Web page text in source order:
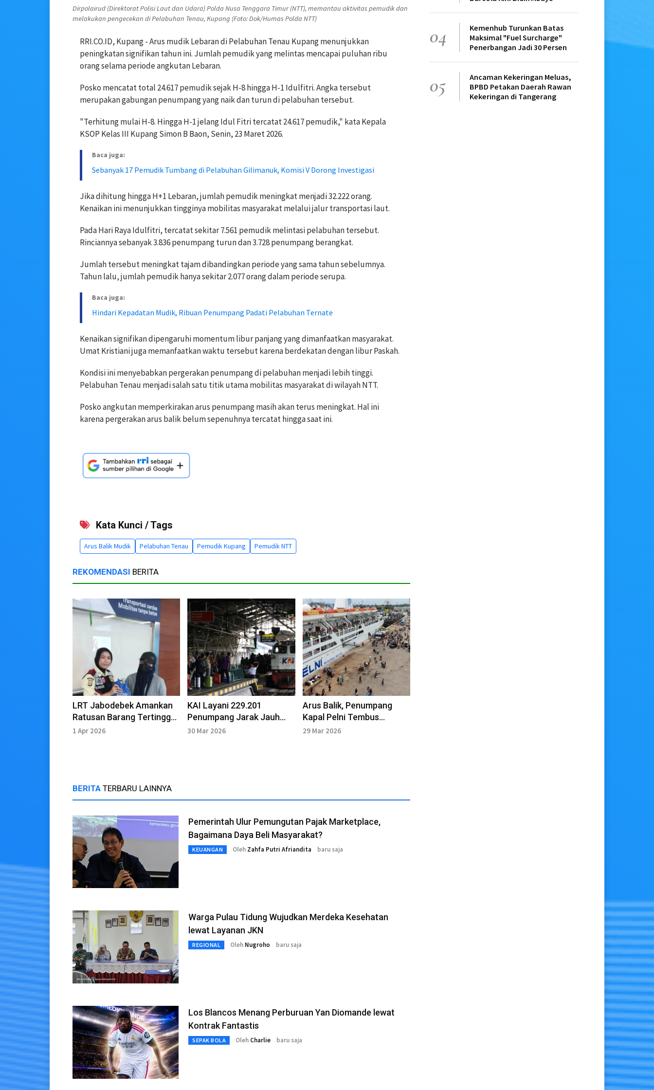
Dirpolairud (Direktorat Polisi Laut dan Udara) Polda Nusa Tenggara Timur (NTT), memantau aktivitas pemudik dan
melakukan pengecekan di Pelabuhan Tenau, Kupang (Foto: Dok/Humas Polda NTT)
RRI.CO.ID, Kupang - Arus mudik Lebaran di Pelabuhan Tenau Kupang menunjukkan
peningkatan signifikan tahun ini. Jumlah pemudik yang melintas mencapai puluhan ribu
orang selama periode angkutan Lebaran.
Posko mencatat total 24.617 pemudik sejak H-8 hingga H-1 Idulfitri. Angka tersebut
merupakan gabungan penumpang yang naik dan turun di pelabuhan tersebut.
"Terhitung mulai H-8. Hingga H-1 jelang Idul Fitri tercatat 24.617 pemudik," kata Kepala
KSOP Kelas III Kupang Simon B Baon, Senin, 23 Maret 2026.
Baca juga:
Sebanyak 17 Pemudik Tumbang di Pelabuhan Gilimanuk, Komisi V Dorong Investigasi
Jika dihitung hingga H+1 Lebaran, jumlah pemudik meningkat menjadi 32.222 orang.
Kenaikan ini menunjukkan tingginya mobilitas masyarakat melalui jalur transportasi laut.
Pada Hari Raya Idulfitri, tercatat sekitar 7.561 pemudik melintasi pelabuhan tersebut.
Rinciannya sebanyak 3.836 penumpang turun dan 3.728 penumpang berangkat.
Jumlah tersebut meningkat tajam dibandingkan periode yang sama tahun sebelumnya.
Tahun lalu, jumlah pemudik hanya sekitar 2.077 orang dalam periode serupa.
Baca juga:
Hindari Kepadatan Mudik, Ribuan Penumpang Padati Pelabuhan Ternate
Kenaikan signifikan dipengaruhi momentum libur panjang yang dimanfaatkan masyarakat.
Umat Kristiani juga memanfaatkan waktu tersebut karena berdekatan dengan libur Paskah.
Kondisi ini menyebabkan pergerakan penumpang di pelabuhan menjadi lebih tinggi.
Pelabuhan Tenau menjadi salah satu titik utama mobilitas masyarakat di wilayah NTT.
Posko angkutan memperkirakan arus penumpang masih akan terus meningkat. Hal ini
karena pergerakan arus balik belum sepenuhnya tercatat hingga saat ini.
Kata Kunci / Tags
Arus Balik Mudik Pelabuhan Tenau Pemudik Kupang Pemudik NTT
REKOMENDASI BERITA
LRT Jabodebek Amankan
Ratusan Barang Tertinggal
Selama Lebaran 2026
1 Apr 2026
KAI Layani 229.201
Penumpang Jarak Jauh
Arus Balik Lebaran di Hari
30 Mar 2026
Arus Balik, Penumpang
Kapal Pelni Tembus
Ratusan Ribu
29 Mar 2026
BERITA TERBARU LAINNYA
Pemerintah Ulur Pemungutan Pajak Marketplace,
Bagaimana Daya Beli Masyarakat?
KEUANGAN Oleh Zahfa Putri Afriandita baru saja
Warga Pulau Tidung Wujudkan Merdeka Kesehatan
lewat Layanan JKN
REGIONAL Oleh Nugroho baru saja
Los Blancos Menang Perburuan Yan Diomande lewat
Kontrak Fantastis
SEPAK BOLA Oleh Charlie baru saja
04
Kemenhub Turunkan Batas
Maksimal "Fuel Surcharge"
Penerbangan Jadi 30 Persen
05
Ancaman Kekeringan Meluas,
BPBD Petakan Daerah Rawan
Kekeringan di Tangerang